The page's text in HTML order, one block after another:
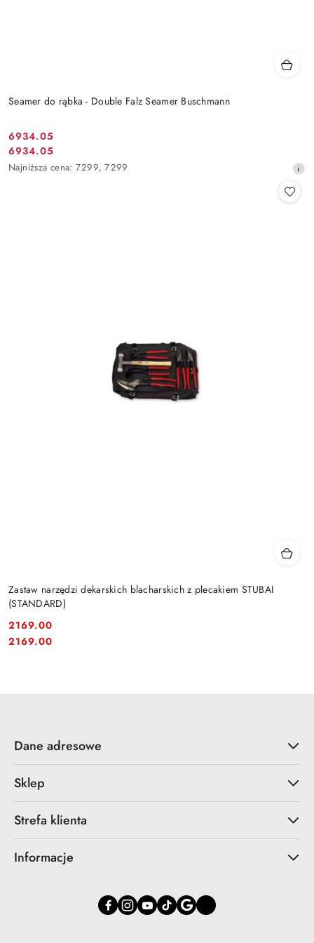
Seamer do rąbka - Double Falz Seamer Buschmann
Cena
promocyjna:
6934.05
Cena
promocyjna:
6934.05
Najniższa
Najniższa cena: 7299, 7299
Zastaw narzędzi dekarskich blacharskich z plecakiem STUBAI
(STANDARD)
Cena:
2169.00
Cena:
2169.00
Dane adresowe
Sklep
Strefa klienta
Informacje